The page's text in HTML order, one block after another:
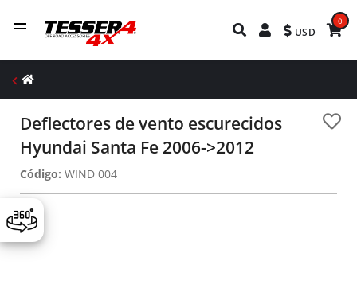
USD
0
Deflectores de vento escurecidos
Hyundai Santa Fe 2006->2012
Código: WIND 004